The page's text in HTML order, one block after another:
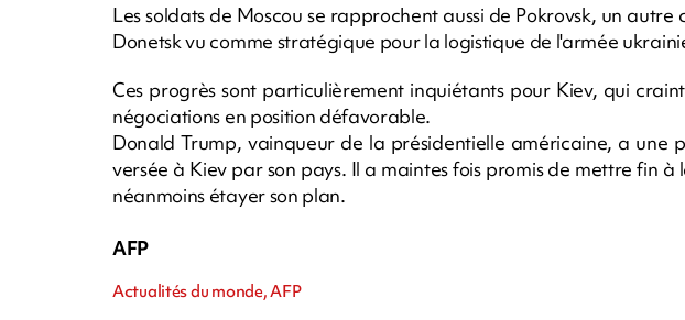
Les soldats de Moscou se rapprochent aussi de Pokrovsk, un
Donetsk vu comme stratégique pour la logistique de l'armée
Ces progrès sont particulièrement inquiétants pour Kiev, qui
négociations en position défavorable.
Donald Trump, vainqueur de la présidentielle américaine, a une
versée à Kiev par son pays. Il a maintes fois promis de mettre fin à
néanmoins étayer son plan.
AFP
Actualités du monde, AFP